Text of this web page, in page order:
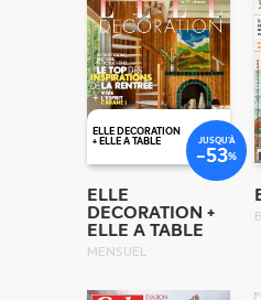
ELLE DECORATION
+ ELLE A TABLE JUSQU'À
-53%
ELLE
DECORATION +
ELLE A TABLE
MENSUEL